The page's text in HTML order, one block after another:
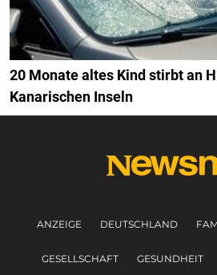
20 Monate altes Kind stirbt an
Kanarischen Inseln
ANZEIGE DEUTSCHLAND
GESELLSCHAFT GESUNDHEIT